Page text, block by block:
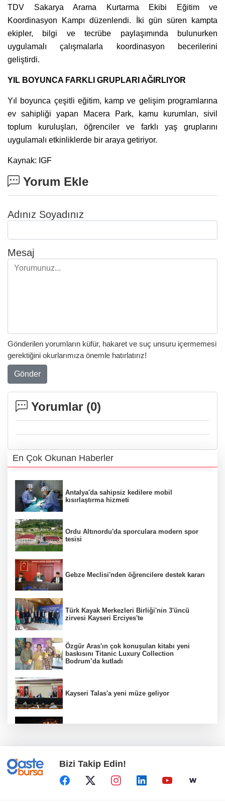
TDV Sakarya Arama Kurtarma Ekibi Eğitim ve
Koordinasyon Kampı düzenlendi. İki gün süren kampta
ekipler, bilgi ve tecrübe paylaşımında bulunurken
uygulamalı çalışmalarla koordinasyon becerilerini
geliştirdi.
YIL BOYUNCA FARKLI GRUPLARI AĞIRLIYOR
Yıl boyunca çeşitli eğitim, kamp ve gelişim programlarına
ev sahipliği yapan Macera Park, kamu kurumları, sivil
toplum kuruluşları, öğrenciler ve farklı yaş gruplarını
uygulamalı etkinliklerde bir araya getiriyor.
Kaynak: IGF
Yorum Ekle
Adınız Soyadınız
Mesaj
Gönderilen yorumların küfür, hakaret ve suç unsuru içermemesi
gerektiğini okurlarımıza önemle hatırlatırız!
Gönder
Yorumlar (0)
En Çok Okunan Haberler
Antalya'da sahipsiz kedilere mobil
kısırlaştırma hizmeti
Ordu Altınordu'da sporculara modern spor
tesisi
Gebze Meclisi'nden öğrencilere destek kararı
Türk Kayak Merkezleri Birliği'nin 3'üncü
zirvesi Kayseri Erciyes'te
Özgür Aras'ın çok konuşulan kitabı yeni
baskısını Titanic Luxury Collection
Bodrum’da kutladı
Kayseri Talas'a yeni müze geliyor
Sepetçi’de 'Köyde Şenlik Var' ile çocuklar
eğlendi
Bizi Takip Edin!